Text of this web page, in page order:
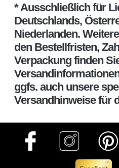
* Ausschließlich für
Deutschlands,
Niederlanden.
den Bestellfristen,
Verpackung finden
ggfs. auch unsere
Versandhinweise für